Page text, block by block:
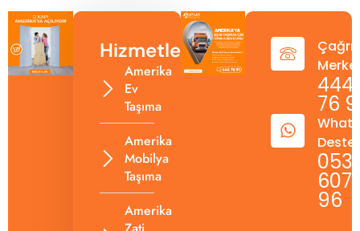
Hizmetlerimiz
Amerika
Ev
Taşıma
Amerika
Mobilya
Taşıma
Amerika
Çağrı
444
76
607
96